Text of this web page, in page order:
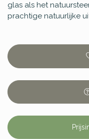
glas als het
prachtige natuurlijke